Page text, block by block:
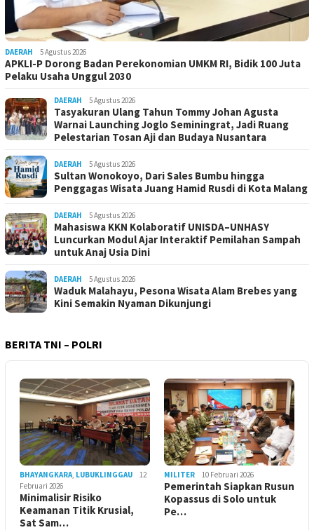
DAERAH 5 Agustus 2026
APKLI-P Dorong Badan Perekonomian UMKM RI, Bidik 100 Juta
Pelaku Usaha Unggul 2030
DAERAH 5 Agustus 2026
Tasyakuran Ulang Tahun Tommy Johan Agusta
Warnai Launching Joglo Seminingrat, Jadi Ruang
Pelestarian Tosan Aji dan Budaya Nusantara
DAERAH 5 Agustus 2026
Sultan Wonokoyo, Dari Sales Bumbu hingga
Penggagas Wisata Juang Hamid Rusdi di Kota Malang
DAERAH 5 Agustus 2026
Mahasiswa KKN Kolaboratif UNISDA–UNHASY
Luncurkan Modul Ajar Interaktif Pemilahan Sampah
untuk Anaj Usia Dini
DAERAH 5 Agustus 2026
Waduk Malahayu, Pesona Wisata Alam Brebes yang
Kini Semakin Nyaman Dikunjungi
BERITA TNI – POLRI
BHAYANGKARA LUBUKLINGGAU
12
Februari 2026
Minimalisir Risiko
Keamanan Titik Krusial,
Sat Sam…
MILITER 10 Februari 2026
Pemerintah Siapkan Rusun
Kopassus di Solo untuk
Pe…